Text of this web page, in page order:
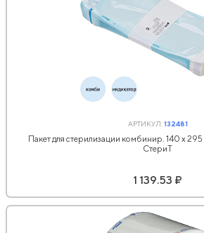
АРТИКУЛ:132481
Пакет для стерилизации комбинир. 140 х
СтериТ
1 139.53 ₽